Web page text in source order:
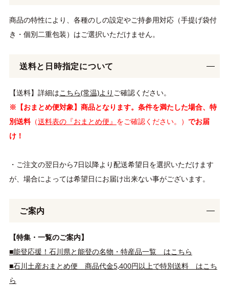
商品の特性により、各種のしの設定やご持参用対応（手提げ袋付
き・個別二重包装）はご選択いただけません。
送料と日時指定について
【送料】詳細はこちら(常温)より ご確認ください。
※【おまとめ便対象】商品となります。条件を満たした場合、特
別送料（送料表の『おまとめ便』 をご確認ください。） でお届
け！
・ご注文の翌日から7日以降より配送希望日を選択いただけます
が、場合によっては希望日にお届け出来ない事がございます。
ご案内
【特集・一覧のご案内】
■能登応援！石川県と能登の名物・特産品一覧 はこちら
■石川土産おまとめ便 商品代金5,400円以上で特別送料 はこち
ら